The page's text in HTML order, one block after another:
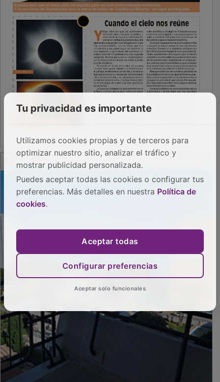
PUBLICIDAD
Tu privacidad es importante
Utilizamos cookies propias y de terceros para
optimizar nuestro sitio, analizar el tráfico y
mostrar publicidad personalizada.
Puedes aceptar todas las cookies o configurar tus
preferencias. Más detalles en nuestra Política de
cookies.
Aceptar todas
Configurar preferencias
Aceptar solo funcionales